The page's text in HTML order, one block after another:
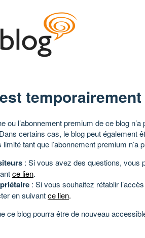
ou l’abonnement premium de ce blog
certains cas, le blog peut également
tant que l’abonnement premium n’a
: Si vous avez des questions, vous
ce lien.
: Si vous souhaitez rétablir
en suivantce lien.
ce blog pourra être de nouveau